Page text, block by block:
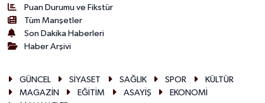
Puan Durumu ve Fikstür
Tüm Manşetler
Son Dakika Haberleri
Haber Arşivi
GÜNCEL SİYASET SAĞLIK SPOR
KÜLTÜR
MAGAZİN
EĞİTİM ASAYİŞ
EKONOMİ